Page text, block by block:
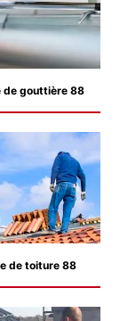
de gouttière 88
de toiture 88